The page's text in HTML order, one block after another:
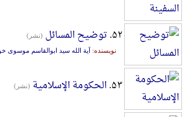
۵۲. توضیح المسائل (نشر)
نویسنده: آیة الله سید ابوالقاسم موسوی
۵۳. الحکومة الإسلامیة (نشر)